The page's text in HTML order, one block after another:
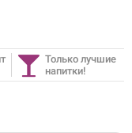
Только лучшие
напитки!